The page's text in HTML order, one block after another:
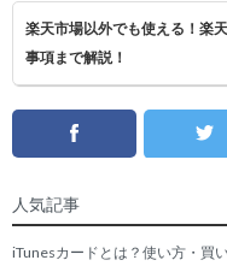
楽天市場以外でも使える！楽
事項まで解説！
人気記事
iTunesカードとは？使い方・買